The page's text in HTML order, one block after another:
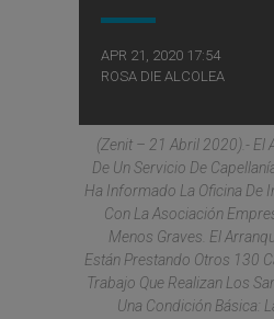
APR 21, 2020 17:54
ROSA DIE ALCOLEA
(Zenit – 21 Abril 2020).- El
De Un Servicio De
Ha Informado La Oficina De
Con La Asociación
Menos Graves. El
Están Prestando Otros 130
Trabajo Que Realizan Los
Una Condición Básica: